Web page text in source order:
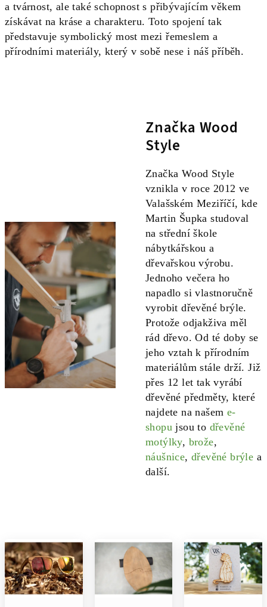
a tvárnost, ale také schopnost s přibývajícím věkem
získávat na kráse a charakteru. Toto spojení tak
představuje symbolický most mezi řemeslem a
přírodními materiály, který v sobě nese i náš příběh.
Značka Wood
Style
Značka Wood Style
vznikla v roce 2012 ve
Valašském Meziříčí, kde
Martin Šupka studoval
na střední škole
nábytkářskou a
dřevařskou výrobu.
Jednoho večera ho
napadlo si vlastnoručně
vyrobit dřevěné brýle.
Protože odjakživa měl
rád dřevo. Od té doby se
jeho vztah k přírodním
materiálům stále drží. Již
přes 12 let tak vyrábí
dřevěné předměty, které
najdete na našem e-
shopu jsou to dřevěné
motýlky, brože,
náušnice,dřevěné brýle a
další.